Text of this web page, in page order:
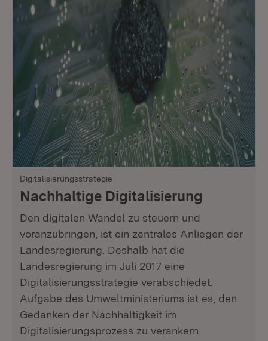
Digitalisierungsstrategie
Nachhaltige Digitalisierung
Den digitalen Wandel zu steuern und
voranzubringen, ist ein zentrales Anliegen der
Landesregierung. Deshalb hat die
Landesregierung im Juli 2017 eine
Digitalisierungsstrategie verabschiedet.
Aufgabe des Umweltministeriums ist es, den
Gedanken der Nachhaltigkeit im
Digitalisierungsprozess zu verankern.